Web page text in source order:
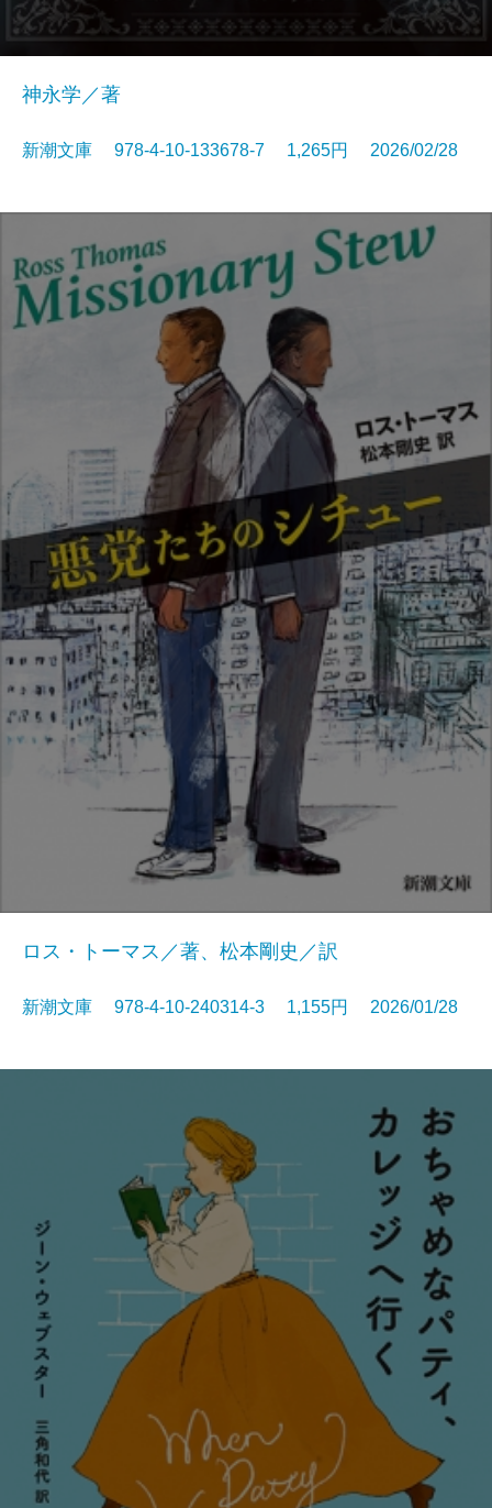
神永学／著
新潮文庫 978-4-10-133678-7 1,265円 2026/02/28
ロス・トーマス／著、松本剛史／訳
新潮文庫 978-4-10-240314-3 1,155円 2026/01/28